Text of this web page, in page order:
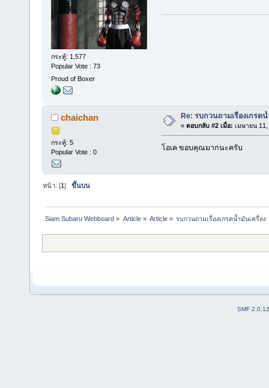
กระทู้: 1,577
Popular Vote : 73
Proud of Boxer
chaichan
กระทู้: 5
Popular Vote : 0
Re: รบกวนถามเรื่องเกรด
« ตอบกลับ #2 เมื่อ: เมษายน
โอเค ขอบคุณมากนะครับ
หน้า: [1]ขึ้นบน
Siam Subaru Webboard » Article» Article» รบกวนถามเรื่องเกรดน้ำมันเครื่อง
SMF 2.0.12